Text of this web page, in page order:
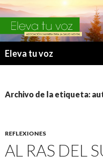
Eleva tu voz
Archivo de la etiqueta:
REFLEXIONES
AL RAS DEL